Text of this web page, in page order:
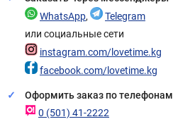
WhatsApp,
Telegram
или социальные сети
instagram.com/lovetime.kg
facebook.com/lovetime.kg
Оформить заказ по телефонам
0 (501) 41-2222